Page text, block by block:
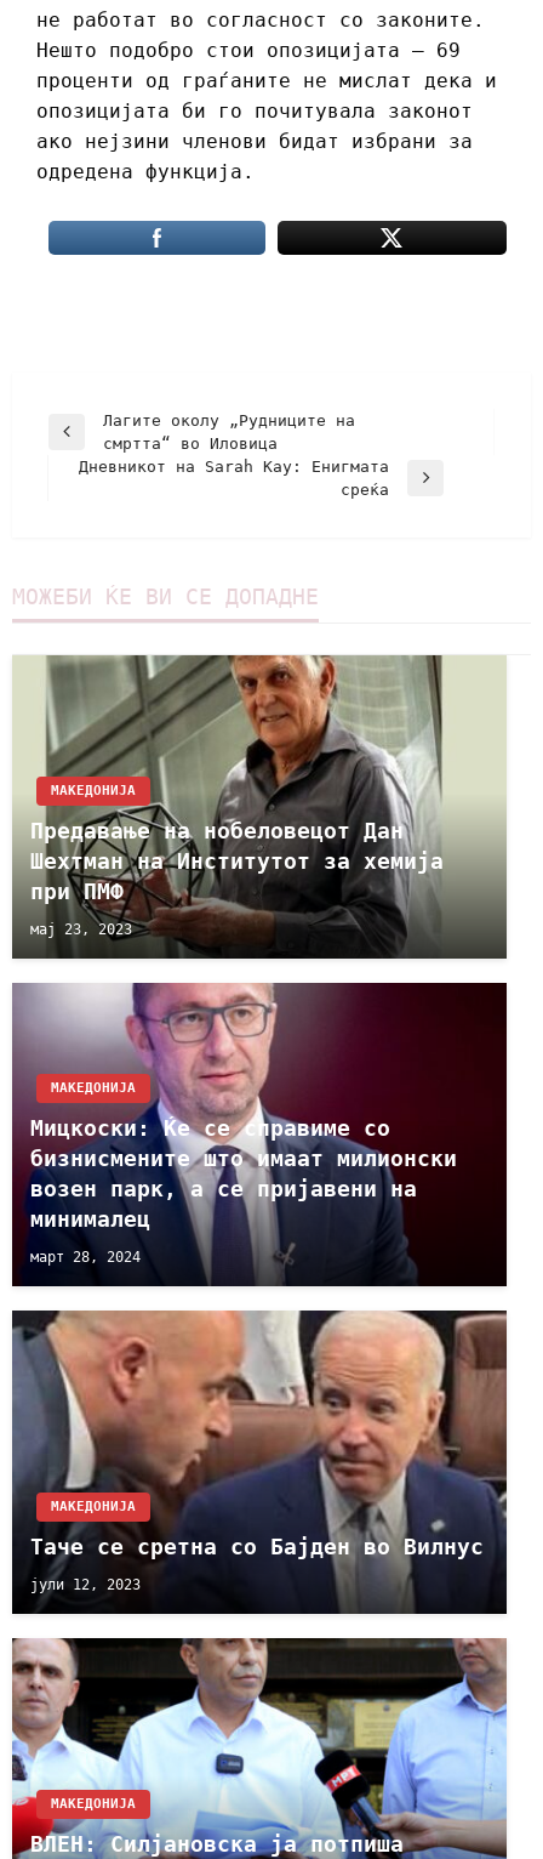
не работат во согласност со законите.
Нешто подобро стои опозицијата – 69
проценти од граѓаните не мислат дека и
опозицијата би го почитувала законот
ако нејзини членови бидат избрани за
одредена функција.
Лагите околу „Рудниците на
смртта“ во Иловица
Дневникот на Sarah Kay: Енигмата
среќа
МОЖЕБИ ЌЕ ВИ СЕ ДОПАДНЕ
МАКЕДОНИЈА
Предавање на нобеловецот Дан
Шехтман на Институтот за хемија
при ПМФ
мај 23, 2023
МАКЕДОНИЈА
Мицкоски: Ќе се справиме со
бизнисмените што имаат милионски
возен парк, а се пријавени на
минималец
март 28, 2024
МАКЕДОНИЈА
Таче се сретна со Бајден во Вилнус
јули 12, 2023
МАКЕДОНИЈА
ВЛЕН: Силјановска ја потпиша